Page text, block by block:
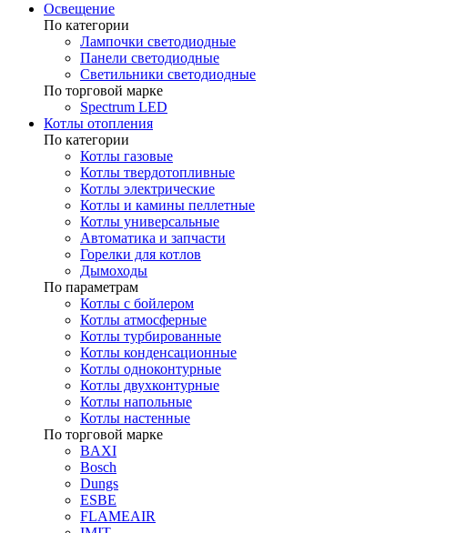
Освещение
По категории
Лампочки светодиодные
Панели светодиодные
Светильники светодиодные
По торговой марке
Spectrum LED
Котлы отопления
По категории
Котлы газовые
Котлы твердотопливные
Котлы электрические
Котлы и камины пеллетные
Котлы универсальные
Автоматика и запчасти
Горелки для котлов
Дымоходы
По параметрам
Котлы с бойлером
Котлы атмосферные
Котлы турбированные
Котлы конденсационные
Котлы одноконтурные
Котлы двухконтурные
Котлы напольные
Котлы настенные
По торговой марке
BAXI
Bosch
Dungs
ESBE
FLAMEAIR